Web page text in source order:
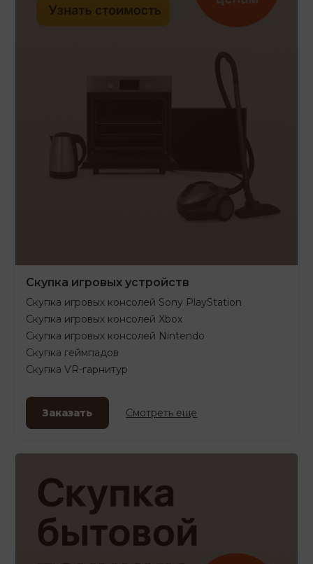
Скупка игровых устройств
Скупка игровых консолей Sony PlayStation
Скупка игровых консолей Xbox
Скупка игровых консолей Nintendo
Скупка геймпадов
Скупка VR-гарнитур
Заказать Смотреть еще